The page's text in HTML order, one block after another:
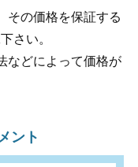
その価格を保証する
さい。
などによって価格が
ント